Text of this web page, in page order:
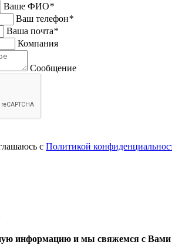
Ваше ФИО*
Ваш телефон*
Ваша почта*
Компания
Сообщение
с Политикой
информацию и мы свяжемся с